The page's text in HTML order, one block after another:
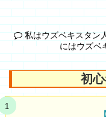
私はウズベキスタン
にはウズベ
初